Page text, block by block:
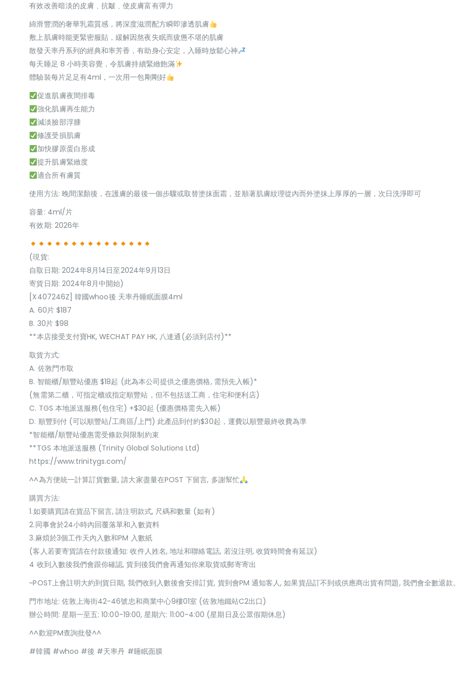
有效改善暗淡的皮膚﹑抗皺﹑使皮膚富有彈力
綿滑豐潤的奢華乳霜質感，將深度滋潤配方瞬即滲透肌膚
敷上肌膚時能更緊密服貼，緩解因熬夜失眠而疲憊不堪的肌膚
散發天率丹系列的經典和率芳香，有助身心安定，入睡時放鬆心神
每天睡足 8 小時美容覺，令肌膚持續緊緻飽滿
體驗裝每片足足有4ml，一次用一包剛剛好
促進肌膚夜間排毒
強化肌膚再生能力
減淡臉部浮腫
修護受損肌膚
加快膠原蛋白形成
提升肌膚緊緻度
適合所有膚質
使用方法: 晚間潔顏後，在護膚的最後一個步驟或取替塗抹面霜，並順著肌膚紋理從內而外塗抹上厚厚的一層，次日洗淨即可
容量: 4ml/片
有效期: 2026年
(現貨:
自取日期: 2024年8月14日至2024年9月13日
寄貨日期: 2024年8月中開始)
[X407246Z] 韓國whoo後 天率丹睡眠面膜4ml
A. 60片 $187
B. 30片 $98
**本店接受支付寶HK, WECHAT PAY HK, 八達通(必須到店付)**
取貨方式:
A. 佐敦門巿取
B. 智能櫃/順豐站優惠 $18起 (此為本公司提供之優惠價格, 需預先入帳)*
(無需第二櫃，可指定櫃或指定順豐站，但不包括送工商，住宅和便利店)
C. TGS 本地派送服務(包住宅) +$30起 (優惠價格需先入帳)
D. 順豐到付 (可以順豐站/工商區/上門) 此產品到付約$30起，運費以順豐最終收費為準
*智能櫃/順豐站優惠需受條款與限制約束
**TGS 本地派送服務 (Trinity Global Solutions Ltd)
https://www.trinitygs.com/
^^為方便統一計算訂貨數量, 請大家盡量在POST 下留言, 多謝幫忙
購買方法:
1.如要購買請在貨品下留言, 請注明款式, 尺碼和數量 (如有)
2.同事會於24小時內回覆落單和入數資料
3.麻煩於3個工作天內入數和PM 入數紙
(客人若要寄貨請在付款後通知: 收件人姓名, 地址和聯絡電話, 若沒注明, 收貨時間會有延誤)
4 收到入數後我們會跟你確認, 貨到後我們會再通知你來取貨或郵寄寄出
~POST上會註明大約到貨日期, 我們收到入數後會安排訂貨, 貨到會PM 通知客人, 如果貨品訂不到或供應商出貨有問題, 我們會全數退款
門巿地址: 佐敦上海街42-46號忠和商業中心9樓01室 (佐敦地鐵站C2出口)
辦公時間: 星期一至五: 10:00-19:00, 星期六: 11:00-4:00 (星期日及公眾假期休息)
^^歡迎PM查詢批發^^
#韓國 #whoo #後 #天率丹 #睡眠面膜